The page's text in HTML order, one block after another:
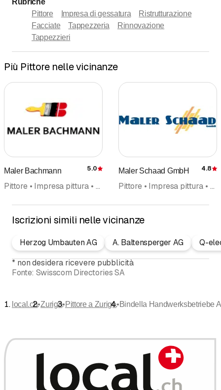
Rubriche
Pittore
Impresa di gessatura
Ristrutturazione
Facciate
Tappezzeria
Rinnovazione
Tappezzieri
Più Pittore nelle vicinanze
Maler Bachmann Recensione
5.0
Pittore • Impresa pittura • Facciate • Tappezzeria
Maler Schaad GmbH 4.8
Pittore • Impresa pittura • Tappezzieri • Tappezzeria • Impresa di gessatura • Facciate • Rinnovazione • Pavimenti e rivestimenti in genere
Iscrizioni simili nelle vicinanze
Herzog Umbauten AG A. Baltensperger AG
Q-
*non desidera ricevere pubblicità
Fonte: Swisscom Directories SA
local.ch•Zurigo•Pittore a Zurigo•Bindella Handwerksbetriebe